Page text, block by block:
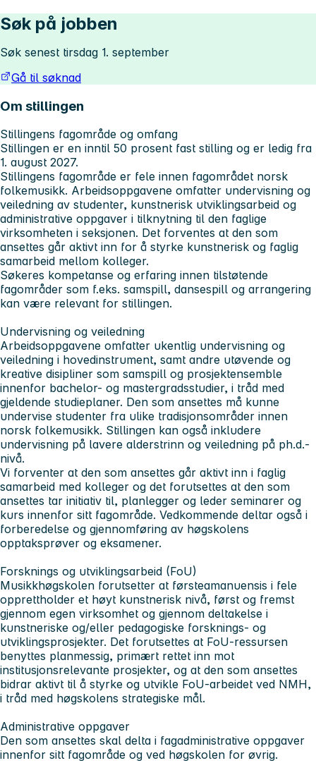
Søk på jobben
Søk senest tirsdag 1. september
Gå til søknad
Om stillingen
Stillingens fagområde og omfang
Stillingen er en inntil 50 prosent fast stilling og er ledig fra
1. august 2027.
Stillingens fagområde er fele innen fagområdet norsk
folkemusikk. Arbeidsoppgavene omfatter undervisning og
veiledning av studenter, kunstnerisk utviklingsarbeid og
administrative oppgaver i tilknytning til den faglige
virksomheten i seksjonen. Det forventes at den som
ansettes går aktivt inn for å styrke kunstnerisk og faglig
samarbeid mellom kolleger.
Søkeres kompetanse og erfaring innen tilstøtende
fagområder som f.eks. samspill, dansespill og arrangering
kan være relevant for stillingen.
Undervisning og veiledning
Arbeidsoppgavene omfatter ukentlig undervisning og
veiledning i hovedinstrument, samt andre utøvende og
kreative disipliner som samspill og prosjektensemble
innenfor bachelor- og mastergradsstudier, i tråd med
gjeldende studieplaner. Den som ansettes må kunne
undervise studenter fra ulike tradisjonsområder innen
norsk folkemusikk. Stillingen kan også inkludere
undervisning på lavere alderstrinn og veiledning på ph.d.-
nivå.
Vi forventer at den som ansettes går aktivt inn i faglig
samarbeid med kolleger og det forutsettes at den som
ansettes tar initiativ til, planlegger og leder seminarer og
kurs innenfor sitt fagområde. Vedkommende deltar også i
forberedelse og gjennomføring av høgskolens
opptaksprøver og eksamener.
Forsknings og utviklingsarbeid (FoU)
Musikkhøgskolen forutsetter at førsteamanuensis i fele
opprettholder et høyt kunstnerisk nivå, først og fremst
gjennom egen virksomhet og gjennom deltakelse i
kunstneriske og/eller pedagogiske forsknings- og
utviklingsprosjekter. Det forutsettes at FoU-ressursen
benyttes planmessig, primært rettet inn mot
institusjonsrelevante prosjekter, og at den som ansettes
bidrar aktivt til å styrke og utvikle FoU-arbeidet ved NMH,
i tråd med høgskolens strategiske mål.
Administrative oppgaver
Den som ansettes skal delta i fagadministrative oppgaver
innenfor sitt fagområde og ved høgskolen for øvrig.